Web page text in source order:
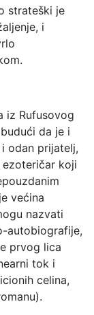
strateški je
i
iz Rufusovog
da je i
odan prijatelj,
koji
većina
nazvati
autobiografije,
prvog lica
tok i
celina,